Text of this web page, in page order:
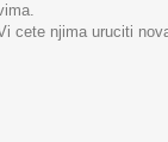
cete njima uruciti